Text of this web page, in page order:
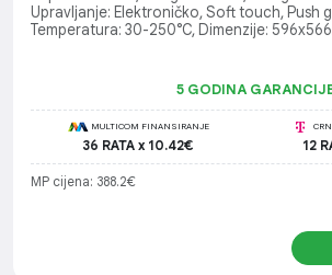
Upravljanje: Elektroničko, Soft touch, Push
Temperatura: 30-250°C, Dimenzije:
5 GODINA
MULTICOM FINANSIRANJE
36 RATA x 10.42€ 12
MP cijena: 388.2€